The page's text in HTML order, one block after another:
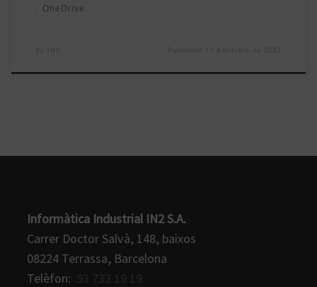
OneDrive
Informàtica Industrial IN2 S.A.
Carrer Doctor Salvà, 148, baixos
08224 Terrassa, Barcelona
Telèfon: